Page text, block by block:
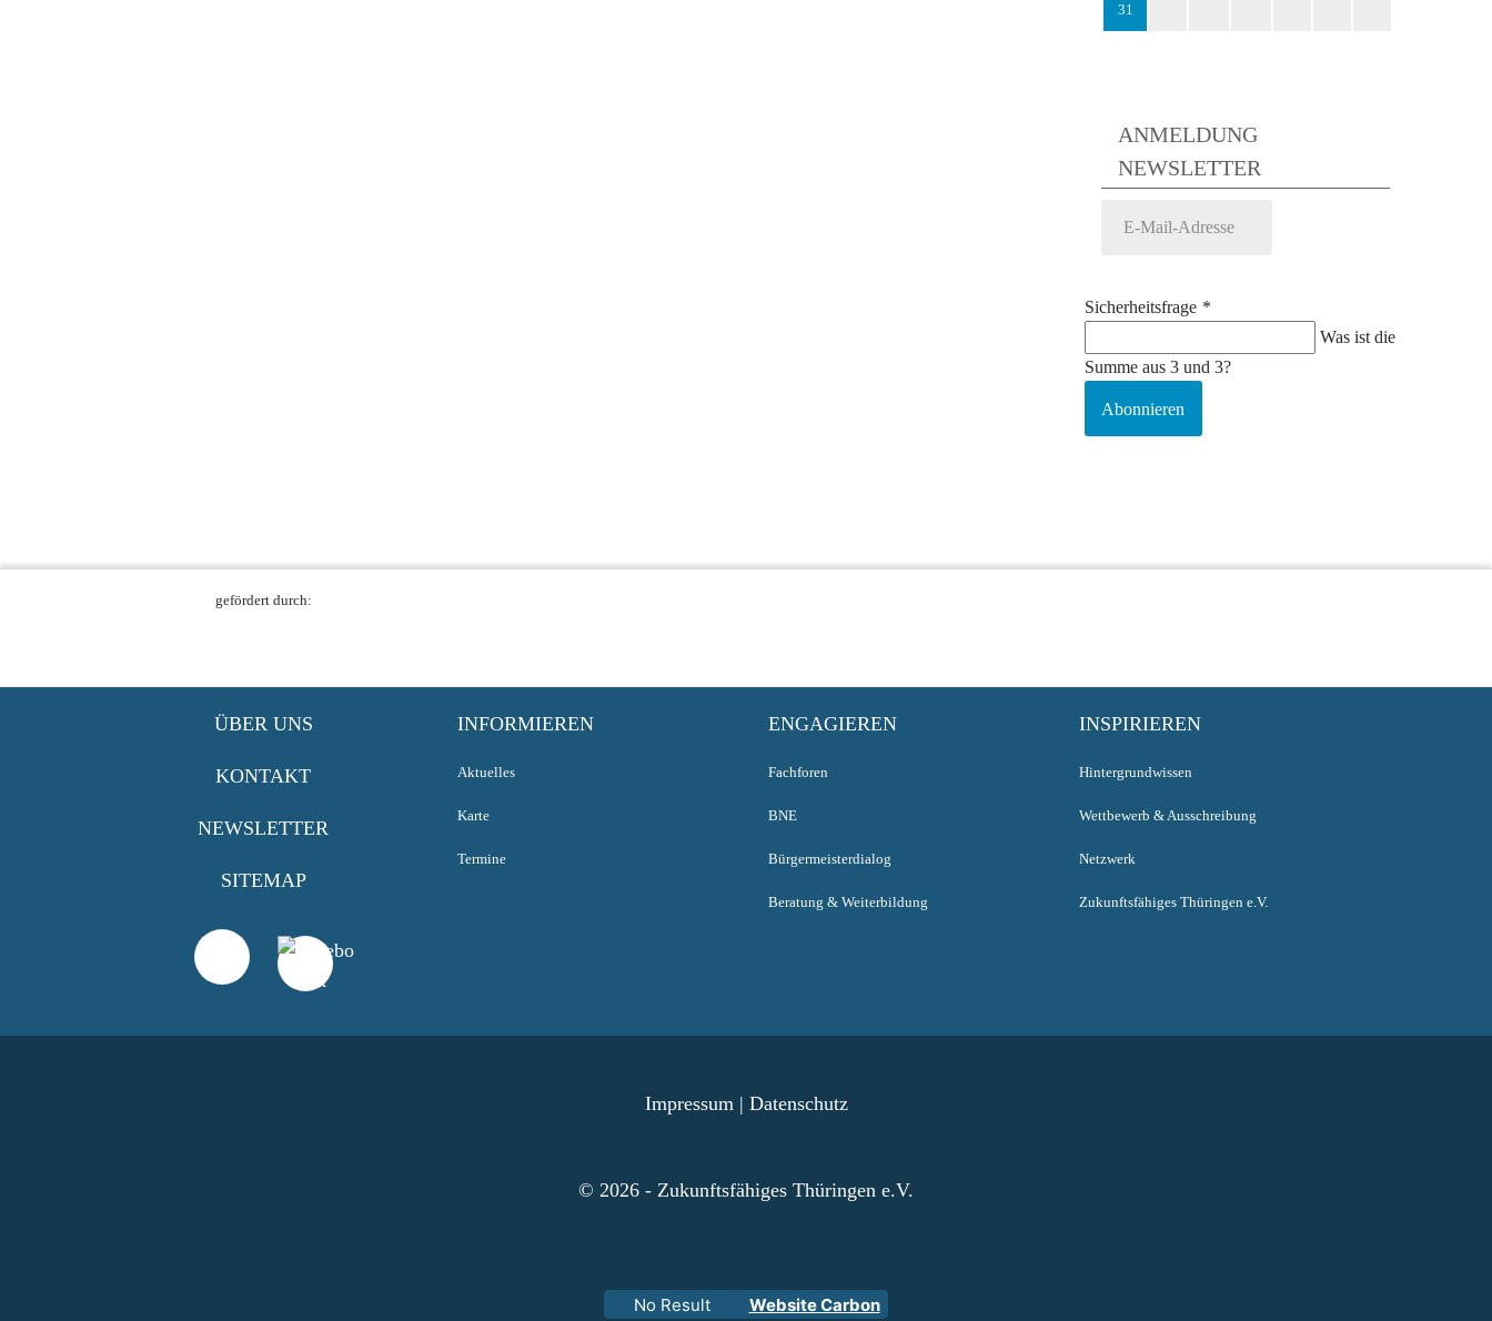
31
ANMELDUNG
NEWSLETTER
Sicherheitsfrage *
Was ist die
Summe aus 3 und 3?
Abonnieren
gefördert durch:
ÜBER UNS
KONTAKT
NEWSLETTER
SITEMAP
INFORMIEREN
Aktuelles
Karte
Termine
ENGAGIEREN
Fachforen
BNE
Bürgermeisterdialog
Beratung & Weiterbildung
INSPIRIEREN
Hintergrundwissen
Wettbewerb & Ausschreibung
Netzwerk
Zukunftsfähiges Thüringen e.V.
Impressum| Datenschutz
© 2026 - Zukunftsfähiges Thüringen e.V.
No Result Website Carbon